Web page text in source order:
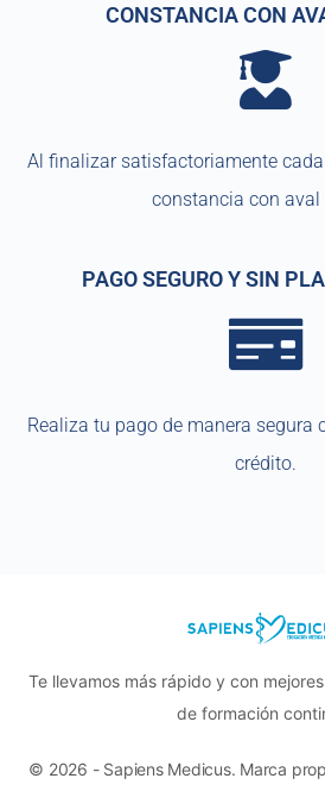
CONSTANCIA CON
Al finalizar satisfactoriamente
constancia con aval
PAGO SEGURO Y SIN
Realiza tu pago de manera segura
crédito.
Te llevamos más rápido y con
de formación
© 2026 - Sapiens Medicus. Marca